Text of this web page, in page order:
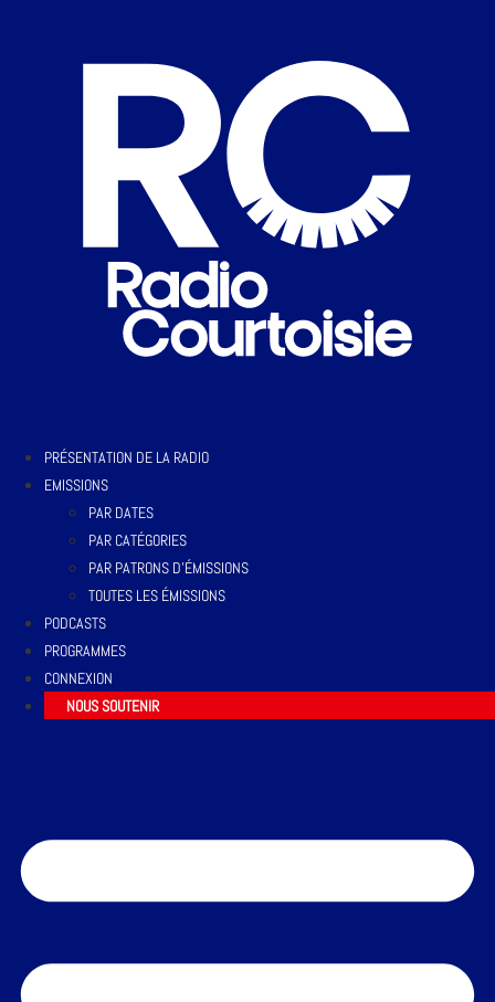
PRÉSENTATION DE LA RADIO
EMISSIONS
PAR DATES
PAR CATÉGORIES
PAR PATRONS D’ÉMISSIONS
TOUTES LES ÉMISSIONS
PODCASTS
PROGRAMMES
CONNEXION
NOUS SOUTENIR